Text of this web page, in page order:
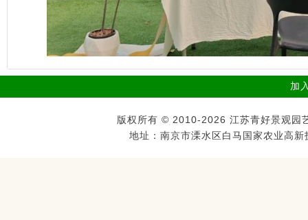
加
版权所有 © 2010-2026 江苏青好景观
地址：南京市溧水区白马国家农业